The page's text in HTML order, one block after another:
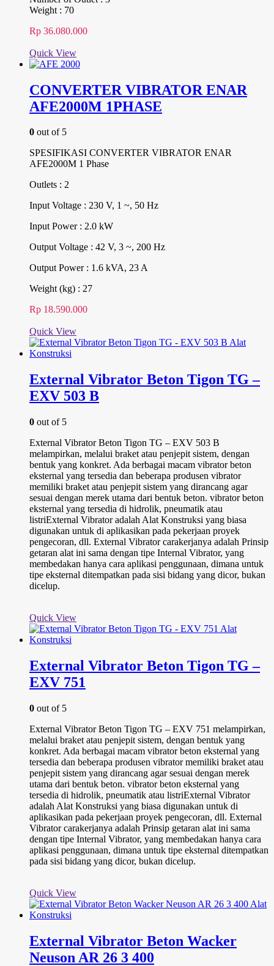
Weight : 70
Rp 36.080.000
Quick View
CONVERTER VIBRATOR ENAR
AFE2000M 1PHASE
0 out of 5
SPESIFIKASI CONVERTER VIBRATOR ENAR
AFE2000M 1 Phase
Outlets : 2
Input Voltage : 230 V, 1 ~, 50 Hz
Input Power : 2.0 kW
Output Voltage : 42 V, 3 ~, 200 Hz
Output Power : 1.6 kVA, 23 A
Weight (kg) : 27
Rp 18.590.000
Quick View
External Vibrator Beton Tigon TG –
EXV 503 B
0 out of 5
External Vibrator Beton Tigon TG – EXV 503 B
melampirkan, melalui braket atau penjepit sistem, dengan
bentuk yang konkret. Ada berbagai macam vibrator beton
eksternal yang tersedia dan beberapa produsen vibrator
memiliki braket atau penjepit sistem yang dirancang agar
sesuai dengan merek utama dari bentuk beton. vibrator beton
eksternal yang tersedia di hidrolik, pneumatik atau
listriExternal Vibrator adalah Alat Konstruksi yang biasa
digunakan untuk di aplikasikan pada pekerjaan proyek
pengecoran, dll. External Vibrator carakerjanya adalah Prinsip
getaran alat ini sama dengan tipe Internal Vibrator, yang
membedakan hanya cara aplikasi penggunaan, dimana untuk
tipe eksternal ditempatkan pada sisi bidang yang dicor, bukan
dicelup.
Quick View
External Vibrator Beton Tigon TG –
EXV 751
0 out of 5
External Vibrator Beton Tigon TG – EXV 751 melampirkan,
melalui braket atau penjepit sistem, dengan bentuk yang
konkret. Ada berbagai macam vibrator beton eksternal yang
tersedia dan beberapa produsen vibrator memiliki braket atau
penjepit sistem yang dirancang agar sesuai dengan merek
utama dari bentuk beton. vibrator beton eksternal yang
tersedia di hidrolik, pneumatik atau listriExternal Vibrator
adalah Alat Konstruksi yang biasa digunakan untuk di
aplikasikan pada pekerjaan proyek pengecoran, dll. External
Vibrator carakerjanya adalah Prinsip getaran alat ini sama
dengan tipe Internal Vibrator, yang membedakan hanya cara
aplikasi penggunaan, dimana untuk tipe eksternal ditempatkan
pada sisi bidang yang dicor, bukan dicelup.
Quick View
External Vibrator Beton Wacker
Neuson AR 26 3 400